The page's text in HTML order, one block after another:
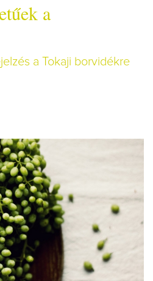
a
a Tokaji borvidékre